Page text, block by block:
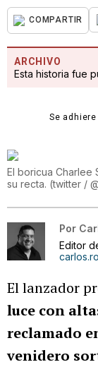
COMPARTIR
ARCHIVO
Esta historia fue
Se
El boricua Charlee
su recta. (twitter /
Por
Editor
El lanzador
luce con
reclamado
venidero